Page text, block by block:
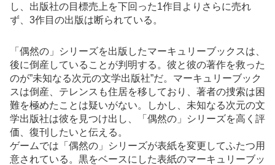
し、出版社の目標売上を下回った1作目よりさらに売れ
ず、3作目の出版は断られている。
「偶然の」シリーズを出版したマーキュリーブックスは、
後に倒産していることが判明する。彼と彼の著作を救った
のが”未知なる次元の文学出版社”だ。マーキュリーブック
スは倒産、テレンスも住居を移しており、著者の捜索は困
難を極めたことは疑いがない。しかし、未知なる次元の文
学出版社は彼を見つけ出し、「偶然の」シリーズを高く評
価、復刊したいと伝える。
ゲームでは「偶然の」シリーズが表紙を変更してふたつ用
意されている。黒をベースにした表紙のマーキュリーブッ